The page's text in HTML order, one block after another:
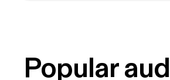
Popular